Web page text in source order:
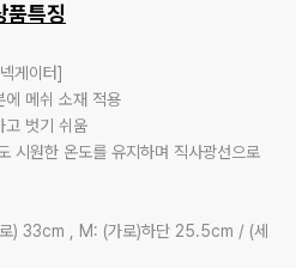
품특징
게이터]
메쉬 소재 적용
고 벗기 쉬움
시원한 온도를 유지하며 직사광선으로
) 33cm , M: (가로)하단 25.5cm / (세